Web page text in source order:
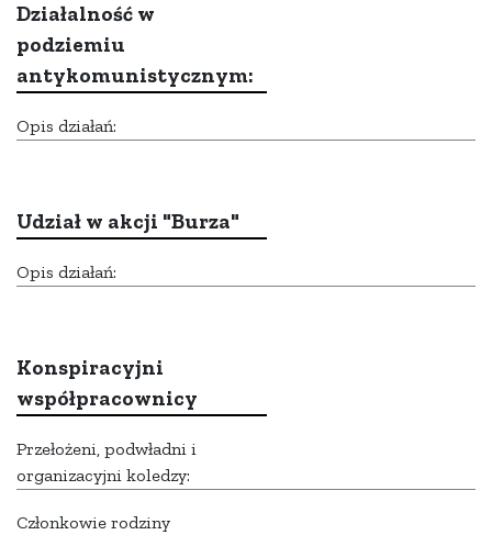
Działalność w
podziemiu
antykomunistycznym:
Opis działań:
Udział w akcji "Burza"
Opis działań:
Konspiracyjni
współpracownicy
Przełożeni, podwładni i
organizacyjni koledzy:
Członkowie rodziny